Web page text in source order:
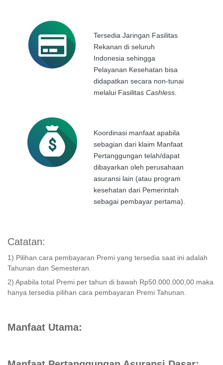
Tersedia Jaringan Fasilitas
Rekanan di seluruh
Indonesia sehingga
Pelayanan Kesehatan bisa
didapatkan secara non-tunai
melalui Fasilitas Cashless
Koordinasi manfaat apabila
sebagian dari klaim Manfaat
Pertanggungan telah/dapat
dibayarkan oleh perusahaan
asuransi lain (atau program
kesehatan dari Pemerintah
sebagai pembayar pertama).
Catatan:
1) Pilihan cara pembayaran Premi yang tersedia saat ini adalah
Tahunan dan Semesteran.
2) Apabila total Premi per tahun di bawah Rp50.000.000,00 maka
hanya tersedia pilihan cara pembayaran Premi Tahunan.
Manfaat Utama: